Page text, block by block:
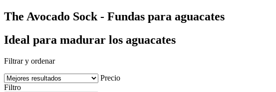
The Avocado Sock - Fundas para aguacates
Ideal para madurar los aguacates
Filtrar y ordenar
Precio
Filtro